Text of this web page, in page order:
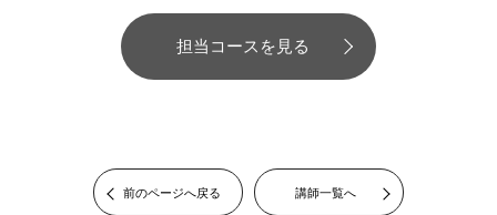
担当コースを見る
前のページへ戻る 講師一覧へ